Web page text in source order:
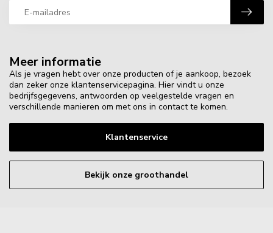
Meer informatie
Als je vragen hebt over onze producten of je aankoop, bezoek
dan zeker onze klantenservicepagina. Hier vindt u onze
bedrijfsgegevens, antwoorden op veelgestelde vragen en
verschillende manieren om met ons in contact te komen.
Klantenservice
Bekijk onze groothandel